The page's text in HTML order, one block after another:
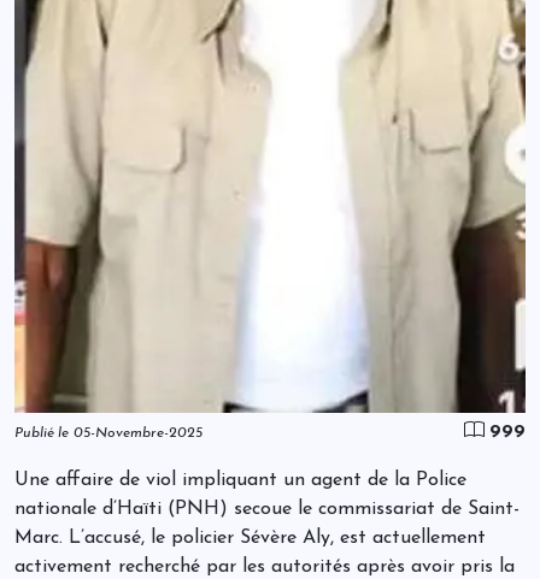
Publié le 05-Novembre-2025 999
Une affaire de viol impliquant un agent de la Police
nationale d’Haïti (PNH) secoue le commissariat de Saint-
Marc. L’accusé, le policier Sévère Aly, est actuellement
activement recherché par les autorités après avoir pris la